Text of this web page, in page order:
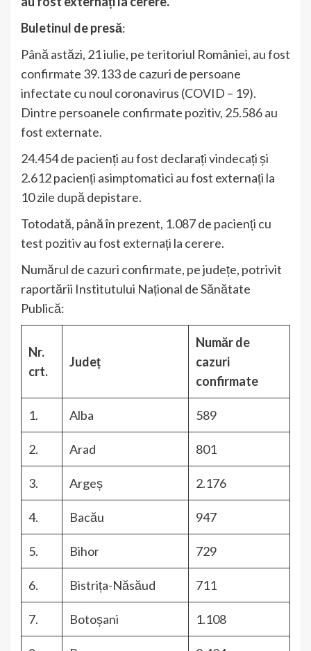
Buletinul de presă:
Până astăzi, 21 iulie, pe teritoriul României, au fost
confirmate 39.133 de cazuri de persoane
infectate cu noul coronavirus (COVID – 19).
Dintre persoanele confirmate pozitiv, 25.586 au
fost externate.
24.454 de pacienți au fost declarați vindecați și
2.612 pacienți asimptomatici au fost externați la
10 zile după depistare.
Totodată, până în prezent, 1.087 de pacienți cu
test pozitiv au fost externați la cerere.
Numărul de cazuri confirmate, pe județe, potrivit
raportării Institutului Național de Sănătate
Publică:
Nr.
crt.
Județ
Număr de
cazuri
confirmate
1. Alba 589
2. Arad 801
3. Argeș 2.176
4. Bacău 947
5. Bihor 729
6. Bistrița-Năsăud 711
7. Botoșani 1.108